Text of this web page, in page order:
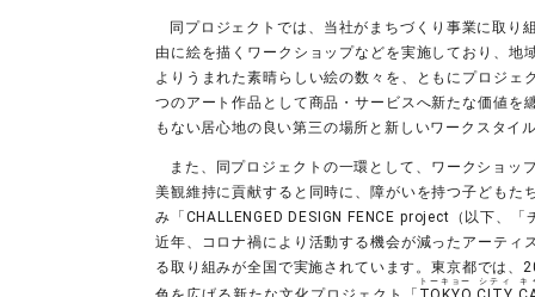
同プロジェクトでは、当社がまちづくり事業に取り
由に絵を描くワークショップなどを実施しており、
よりうまれた素晴らしい絵の数々を、ともにプロジ
つのアート作品として商品・サービスへ新たな価値を
もない居心地の良い第三の場所と新しいワークスタイ
また、同プロジェクトの一環として、ワークショ
美観維持に貢献すると同時に、障がいを持つ子どもた
み「CHALLENGED DESIGN FENCE project（以下、
近年、コロナ禍により活動する機会が減ったアーティ
る取り組みが全国で実施されています。東京都では
トーキョー シティ キ